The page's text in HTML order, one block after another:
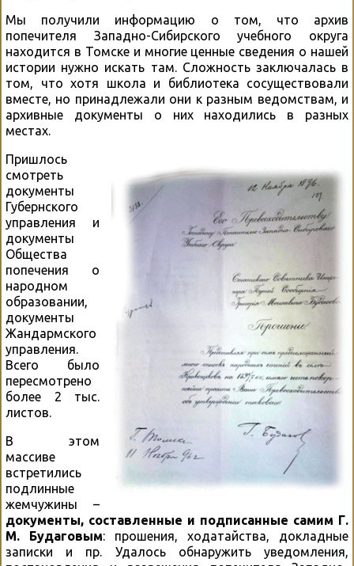
Мы получили информацию о том, что архив
попечителя Западно-Сибирского учебного округа
находится в Томске и многие ценные сведения о нашей
истории нужно искать там. Сложность заключалась в
том, что хотя школа и библиотека сосуществовали
вместе, но принадлежали они к разным ведомствам, и
архивные документы о них находились в разных
местах.
Пришлось
смотреть
документы
Губернского
управления и
документы
Общества
попечения о
народном
образовании,
документы
Жандармского
управления.
Всего было
пересмотрено
более 2 тыс.
листов.
В этом
массиве
встретились
подлинные
жемчужины –
документы, составленные и подписанные самим Г.
М. Будаговым: прошения, ходатайства, докладные
записки и пр. Удалось обнаружить уведомления,